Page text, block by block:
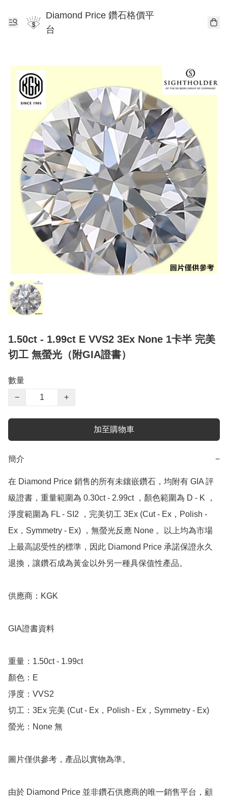
Diamond Price 鑽石格價平
台
1.50ct - 1.99ct E VVS2 3Ex None 1卡半 完美
切工 無螢光（附GIA證書）
數量
−
+
加至購物車
簡介 −
在 Diamond Price 銷售的所有未鑲嵌鑽石，均附有 GIA 評
級證書，重量範圍為 0.30ct - 2.99ct ，顏色範圍為 D - K ，
淨度範圍為 FL - SI2 ，完美切工 3Ex (Cut - Ex，Polish -
Ex，Symmetry - Ex) ，無螢光反應 None 。以上均為市場
上最高認受性的標準，因此 Diamond Price 承諾保證永久
退換，讓鑽石成為黃金以外另一種具保值性產品。
供應商：KGK
GIA證書資料
重量：1.50ct - 1.99ct
顏色：E
淨度：VVS2
切工：3Ex 完美 (Cut - Ex，Polish - Ex，Symmetry - Ex)
螢光：None 無
圖片僅供參考，產品以實物為準。
由於 Diamond Price 並非鑽石供應商的唯一銷售平台，顧